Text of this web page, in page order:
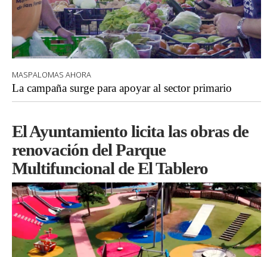
MASPALOMAS AHORA
La campaña surge para apoyar al sector primario
El Ayuntamiento licita las obras de
renovación del Parque
Multifuncional de El Tablero